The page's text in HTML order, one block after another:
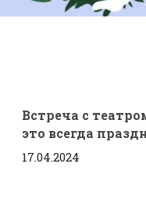
Встреча с
это всегда
17.04.2024